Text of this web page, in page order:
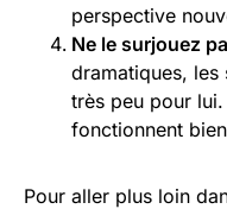
perspective
Ne le surjouez
dramatiques, les
très peu pour
fonctionnent
Pour aller plus loin